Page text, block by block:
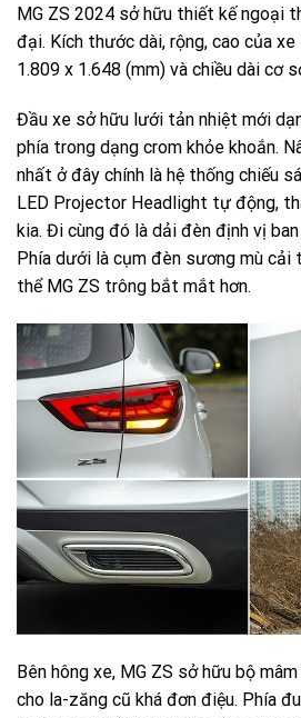
MG ZS 2024 sở hữu thiết kế ngoại
đại. Kích thước dài, rộng, cao của
1.809 x 1.648 (mm) và chiều dài cơ
Đầu xe sở hữu lưới tản nhiệt mới
phía trong dạng crom khỏe khoắn.
nhất ở đây chính là hệ thống chiếu
LED Projector Headlight tự động,
kia. Đi cùng đó là dải đèn định vị
Phía dưới là cụm đèn sương mù cải
thể MG ZS trông bắt mắt hơn.
Bên hông xe, MG ZS sở hữu bộ
cho la-zăng cũ khá đơn điệu. Phía